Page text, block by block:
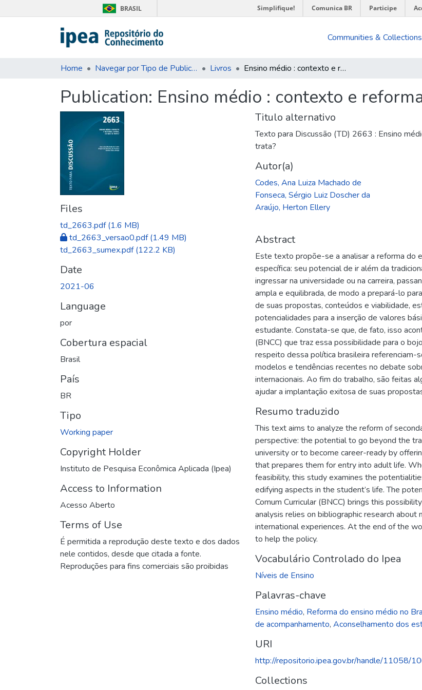
BRASIL Simplifique! Comunica BR Participe
Communities & Collections
Home Navegar por Tipo de Publicação Livros Ensino médio : contexto e reforma. Afinal, do que se trata?
Publication: Ensino médio : contexto e
Files
td_2663.pdf(1.6 MB)
td_2663_versao0.pdf(1.49 MB)
td_2663_sumex.pdf(122.2 KB)
Date
2021-06
Language
por
Cobertura espacial
Brasil
País
BR
Tipo
Working paper
Copyright Holder
Instituto de Pesquisa Econômica Aplicada (Ipea)
Access to Information
Acesso Aberto
Terms of Use
É permitida a reprodução deste texto e dos dados
nele contidos, desde que citada a fonte.
Reproduções para fins comerciais são proibidas
Titulo alternativo
Texto para Discussão (TD) 2663 : Ensino
trata?
Autor(a)
Codes, Ana Luiza Machado de
Fonseca, Sérgio Luiz Doscher da
Araújo, Herton Ellery
Abstract
Este texto propõe-se a analisar a reforma do
específica: seu potencial de ir além da
ingressar na universidade ou na carreira,
ampla e equilibrada, de modo a prepará-lo
de suas propostas, conteúdos e viabilidade,
potencialidades para a inserção de valores
estudante. Constata-se que, de fato, isso
(BNCC) que traz essa possibilidade para o
respeito dessa política brasileira referenciam-
modelos e tendências recentes no debate
internacionais. Ao fim do trabalho, são feitas
ajudar a implantação exitosa de suas
Resumo traduzido
This text aims to analyze the reform of
perspective: the potential to go beyond the
university or to become career-ready by
that prepares them for entry into adult life.
feasibility, this study examines the
edifying aspects in the student’s life. The
Comum Curricular (BNCC) brings this
analysis relies on bibliographic research about
international experiences. At the end of the
to help the policy.
Vocabulário Controlado do Ipea
Níveis de Ensino
Palavras-chave
Ensino médio, Reforma do ensino médio no
de acompanhamento, Aconselhamento dos
URI
http://repositorio.ipea.gov.br/handle/11058/
Collections